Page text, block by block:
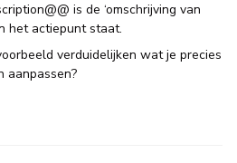
is de ‘omschrijving van
het actiepunt staat.
verduidelijken wat je precies
aanpassen?